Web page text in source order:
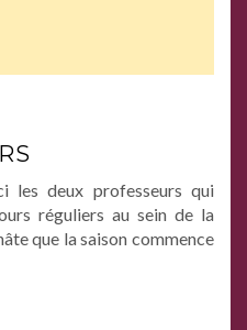
les deux professeurs qui
réguliers au sein de la
que la saison commence